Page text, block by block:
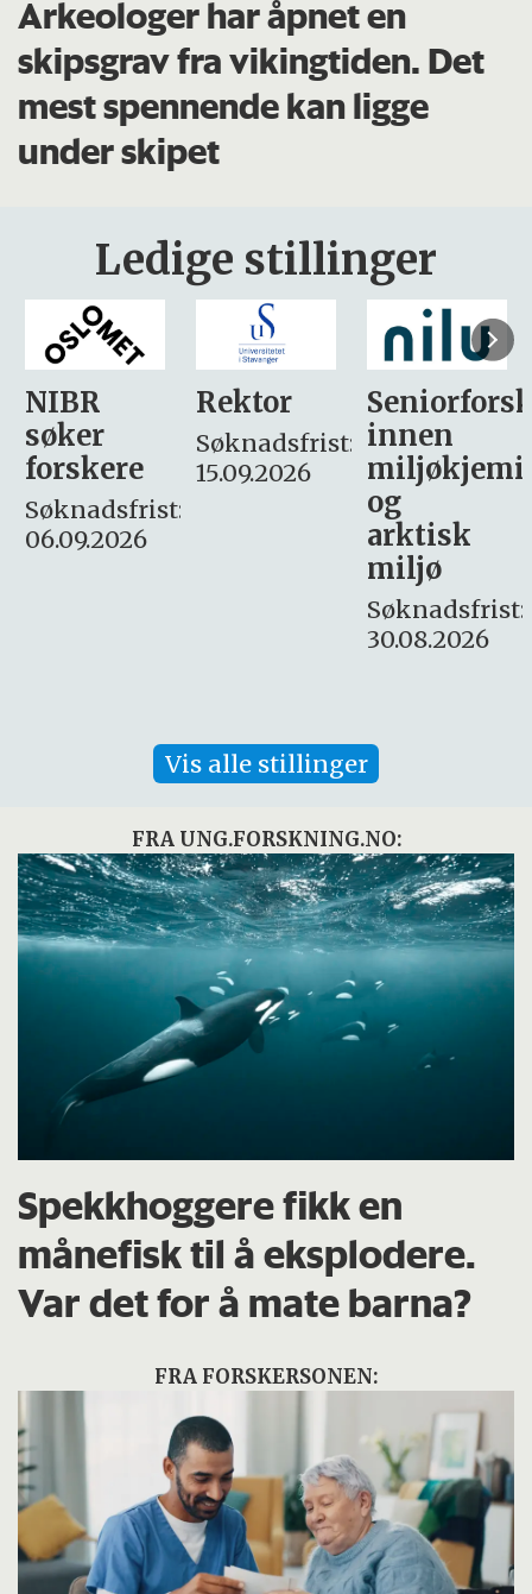
Arkeologer har åpnet en
skipsgrav fra vikingtiden. Det
mest spennende kan ligge
under skipet
Ledige stillinger
Rektor
Søknadsfrist:
15.09.2026
Seniorforsker
innen
miljøkjemi
søker
– fast
Søknadsfrist:
16. august.
Vis alle stillinger
FRA UNG.FORSKNING.NO:
Spekkhoggere fikk en
månefisk til å eksplodere.
Var det for å mate barna?
FRA FORSKERSONEN: